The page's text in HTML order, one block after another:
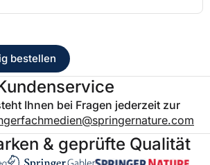
bestellen
Ihnen bei Fragen jederzeit zur
& geprüfte Qualität